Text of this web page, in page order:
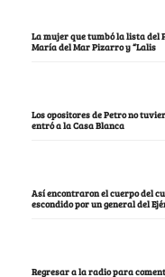
La mujer que tumbó la lista del
María del Mar Pizarro y “Lalis
Los opositores de Petro no
entró a la Casa Blanca
Así encontraron el cuerpo del
escondido por un general del
Regresar a la radio para